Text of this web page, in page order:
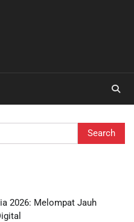
2026: Melompat Jauh